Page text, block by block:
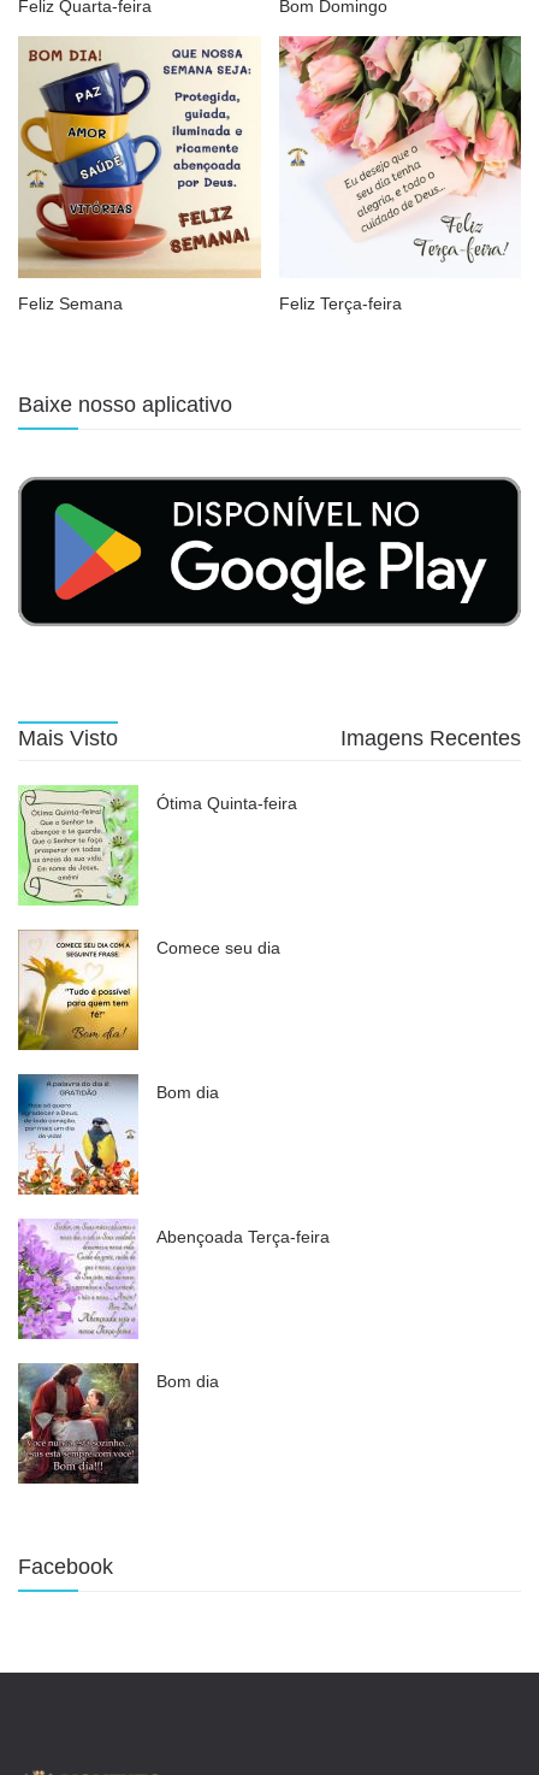
Feliz Quarta-feira Bom Domingo
Feliz Semana Feliz Terça-feira
Baixe nosso aplicativo
Mais Visto Imagens Recentes
Ótima Quinta-feira
Comece seu dia
Bom dia
Abençoada Terça-feira
Bom dia
Facebook